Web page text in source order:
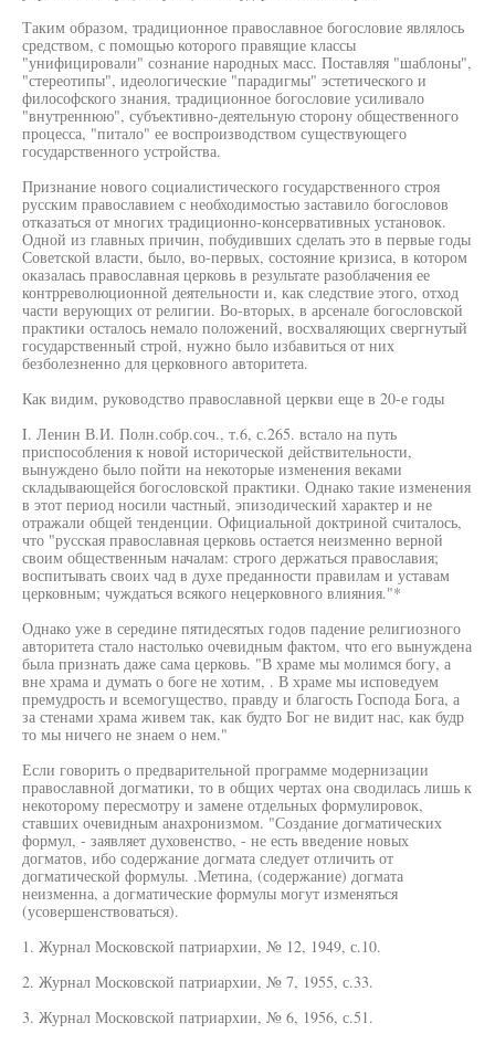
Таким образом, традиционное православное богословие являлось
средством, с помощью которого правящие классы
"унифицировали" сознание народных масс. Поставляя "шаблоны",
"стереотипы", идеологические "парадигмы" эстетического и
философского знания, традиционное богословие усиливало
"внутреннюю", субъективно-деятельную сторону общественного
процесса, "питало" ее воспроизводством существующего
государственного устройства.
Признание нового социалистического государственного строя
русским православием с необходимостью заставило богословов
отказаться от многих традиционно-консервативных установок.
Одной из главных причин, побудивших сделать это в первые годы
Советской власти, было, во-первых, состояние кризиса, в котором
оказалась православная церковь в результате разоблачения ее
контрреволюционной деятельности и, как следствие этого, отход
части верующих от религии. Во-вторых, в арсенале богословской
практики осталось немало положений, восхваляющих свергнутый
государственный строй, нужно было избавиться от них
безболезненно для церковного авторитета.
Как видим, руководство православной церкви еще в 20-е годы
I. Ленин В.И. Полн.собр.соч., т.6, с.265. встало на путь
приспособления к новой исторической действительности,
вынуждено было пойти на некоторые изменения веками
складывающейся богословской практики. Однако такие изменения
в этот период носили частный, эпизодический характер и не
отражали общей тенденции. Официальной доктриной считалось,
что "русская православная церковь остается неизменно верной
своим общественным началам: строго держаться православия;
воспитывать своих чад в духе преданности правилам и уставам
церковным; чуждаться всякого нецерковного влияния."*
Однако уже в середине пятидесятых годов падение религиозного
авторитета стало настолько очевидным фактом, что его вынуждена
была признать даже сама церковь. "В храме мы молимся богу, а
вне храма и думать о боге не хотим, . В храме мы исповедуем
премудрость и всемогущество, правду и благость Господа Бога, а
за стенами храма живем так, как будто Бог не видит нас, как будр
то мы ничего не знаем о нем."
Если говорить о предварительной программе модернизации
православной догматики, то в общих чертах она сводилась лишь к
некоторому пересмотру и замене отдельных формулировок,
ставших очевидным анахронизмом. "Создание догматических
формул, - заявляет духовенство, - не есть введение новых
догматов, ибо содержание догмата следует отличить от
догматической формулы. .Метина, (содержание) догмата
неизменна, а догматические формулы могут изменяться
(усовершенствоваться).
1. Журнал Московской патриархии, № 12, 1949, с.10.
2. Журнал Московской патриархии, № 7, 1955, с.33.
3. Журнал Московской патриархии, № 6, 1956, с.51.